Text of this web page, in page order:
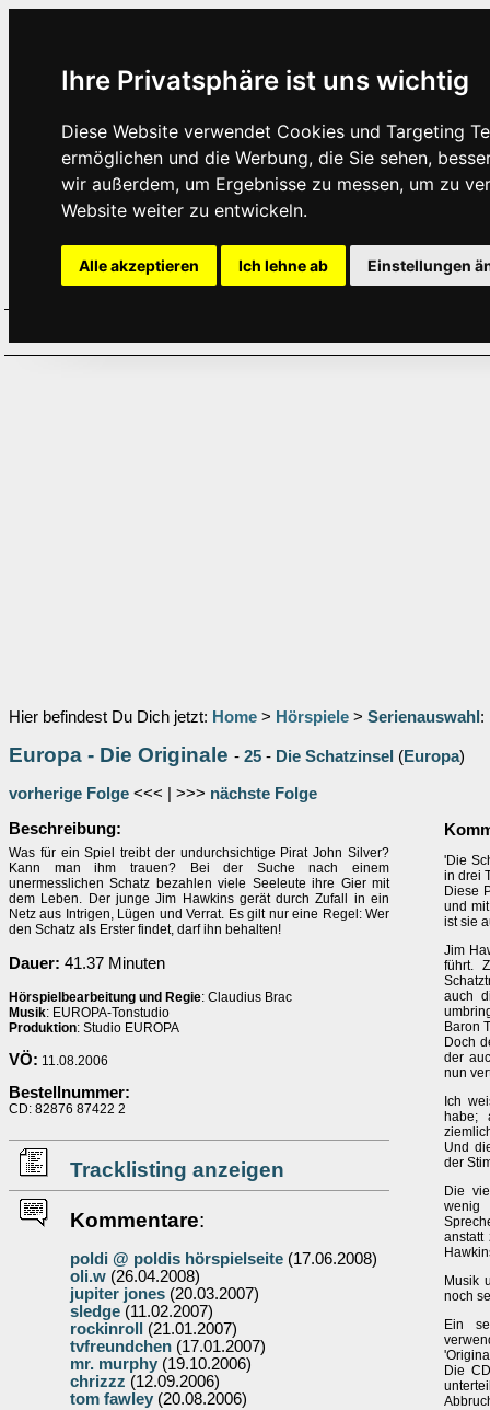
Ihre Privatsphäre ist uns wichtig
Diese Website verwendet Cookies und Targeting
ermöglichen und die Werbung, die Sie sehen,
wir außerdem, um Ergebnisse zu messen, um zu
Website weiter zu entwickeln.
Alle akzeptieren Ich lehne ab Einstellungen
Hier befindest Du Dich jetzt: Home > Hörspiele > Serienauswahl :
Europa - Die Originale - 25 - Die Schatzinsel (Europa)
vorherige Folge <<< | >>> nächste Folge
Beschreibung:
Was für ein Spiel treibt der undurchsichtige Pirat John Silver?
Kann man ihm trauen? Bei der Suche nach einem
unermesslichen Schatz bezahlen viele Seeleute ihre Gier mit
dem Leben. Der junge Jim Hawkins gerät durch Zufall in ein
Netz aus Intrigen, Lügen und Verrat. Es gilt nur eine Regel: Wer
den Schatz als Erster findet, darf ihn behalten!
Dauer: 41.37 Minuten
Hörspielbearbeitung und Regie: Claudius Brac
Musik: EUROPA-Tonstudio
Produktion: Studio EUROPA
VÖ: 11.08.2006
Bestellnummer:
CD: 82876 87422 2
Tracklisting anzeigen
Kommentare:
poldi @ poldis hörspielseite (17.06.2008)
oli.w (26.04.2008)
jupiter jones (20.03.2007)
sledge (11.02.2007)
rockinroll
(21.01.2007)
tvfreundchen (17.01.2007)
mr. murphy (19.10.2006)
chrizzz (12.09.2006)
tom fawley (20.08.2006)
'Die
in drei
Diese
und
ist sie
Jim
führt.
auch
Baron
Doch
der
nun
Ich
habe;
Und
der
Die
wenig
anstatt
Musik
noch
Ein
Die